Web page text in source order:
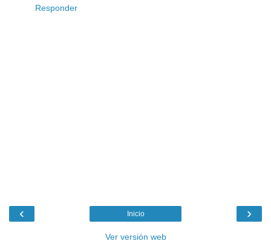
Responder
‹ ›
Inicio
Ver versión web